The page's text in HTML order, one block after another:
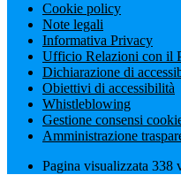
Cookie policy
Note legali
Informativa Privacy
Ufficio Relazioni con il
Dichiarazione di
Obiettivi di accessibilità
Whistleblowing
Gestione consensi
Amministrazione
Pagina visualizzata 338